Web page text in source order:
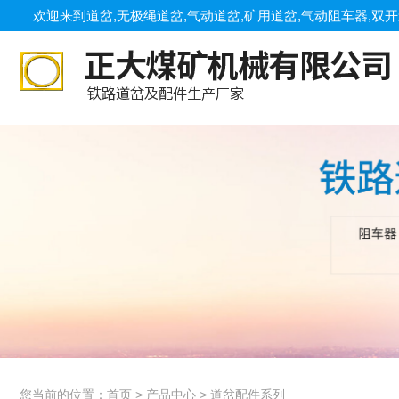
欢迎来到道岔,无极绳道岔,气动道岔,矿用道岔,气动阻车器,双
您当前的位置： 首页 > 产品中心 > 道岔配件系列